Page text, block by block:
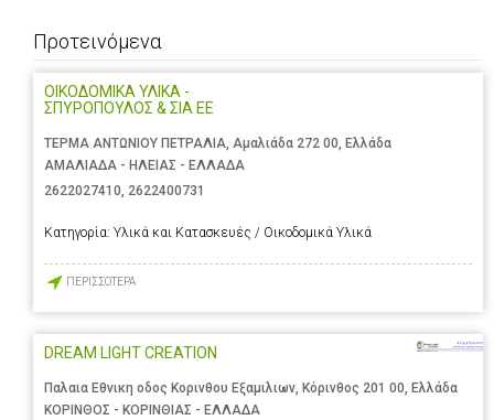
Προτεινόμενα
ΟΙΚΟΔΟΜΙΚΑ ΥΛΙΚΑ -
ΣΠΥΡΟΠΟΥΛΟΣ & ΣΙΑ ΕΕ
ΤΕΡΜΑ ΑΝΤΩΝΙΟΥ ΠΕΤΡΑΛΙΑ, Αμαλιάδα 272 00, Ελλάδα
ΑΜΑΛΙΑΔΑ - ΗΛΕΙΑΣ - ΕΛΛΑΔΑ
2622027410 2622400731
Κατηγορία: Υλικά και Κατασκευές / Οικοδομικά Υλικά
ΠΕΡΙΣΣΟΤΕΡΑ
DREAM LIGHT CREATION
Παλαια Εθνικη οδος Κορινθου Εξαμιλιων, Κόρινθος 201 00, Ελλάδα
ΚΟΡΙΝΘΟΣ - ΚΟΡΙΝΘΙΑΣ - ΕΛΛΑΔΑ